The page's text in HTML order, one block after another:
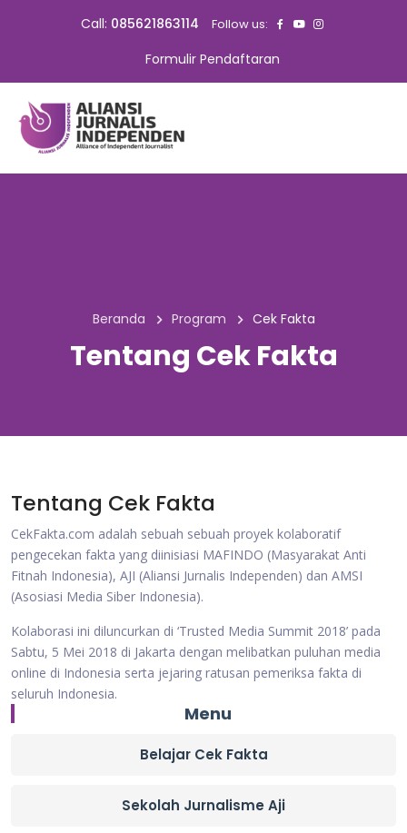
Call: 085621863114 Follow us:
Formulir Pendaftaran
Beranda Program Cek Fakta
Tentang Cek Fakta
Tentang Cek Fakta
CekFakta.com adalah sebuah sebuah proyek kolaboratif
pengecekan fakta yang diinisiasi MAFINDO (Masyarakat Anti
Fitnah Indonesia), AJI (Aliansi Jurnalis Independen) dan AMSI
(Asosiasi Media Siber Indonesia).
Kolaborasi ini diluncurkan di ‘Trusted Media Summit 2018’ pada
Sabtu, 5 Mei 2018 di Jakarta dengan melibatkan puluhan media
online di Indonesia serta jejaring ratusan pemeriksa fakta di
seluruh Indonesia.
Menu
Belajar Cek Fakta
Sekolah Jurnalisme Aji